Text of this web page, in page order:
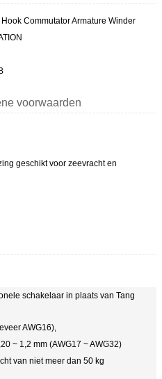
Commutator Armature Winder
voorwaarden
geschikt voor zeevracht en
schakelaar in plaats van Tang
AWG16),
~ 1,2 mm (AWG17 ~ AWG32)
van niet meer dan 50 kg